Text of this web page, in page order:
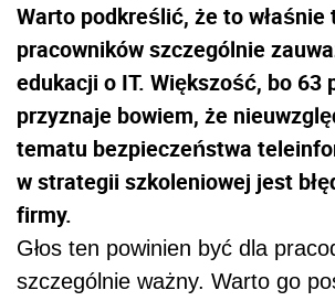
Warto podkreślić, że to właśnie
pracowników szczególnie
edukacji o IT. Większość, bo 63
przyznaje bowiem, że
tematu bezpieczeństwa
w strategii szkoleniowej jest
firmy.
Głos ten powinien być dla
szczególnie ważny. Warto go